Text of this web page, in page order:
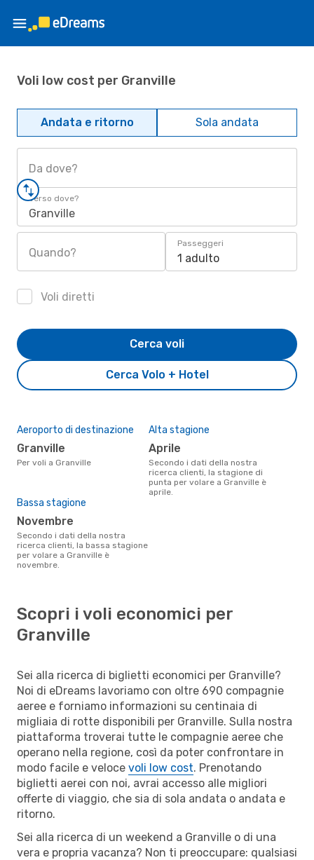
Voli low cost per Granville
Andata e ritorno Sola andata
Da dove?
Verso dove?
Granville
Quando?
Passeggeri
1 adulto
Voli diretti
Cerca Volo + Hotel
Cerca voli
Aeroporto di destinazione
Granville
Per voli a Granville
Alta stagione
aprile
Secondo i dati della nostra
ricerca clienti, la stagione di
punta per volare a Granville è
aprile.
Bassa stagione
novembre
Secondo i dati della nostra
ricerca clienti, la bassa stagione
per volare a Granville è
novembre.
Scopri i voli economici per
Granville
Sei alla ricerca di biglietti economici per Granville?
Noi di eDreams lavoriamo con oltre 690 compagnie
aeree e forniamo informazioni su centinaia di
migliaia di rotte disponibili per Granville. Sulla nostra
piattaforma troverai tutte le compagnie aeree che
operano nella regione, così da poter confrontare in
modo facile e veloce voli low cost. Prenotando
biglietti aerei con noi, avrai accesso alle migliori
offerte di viaggio, che sia di sola andata o andata e
ritorno.
Sei alla ricerca di un weekend a Granville o di una
vera e propria vacanza? Non ti preoccupare: qualsiasi